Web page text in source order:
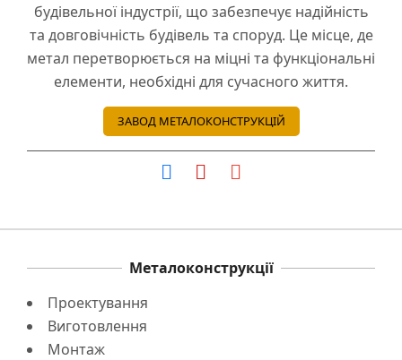
будівельної індустрії, що забезпечує надійність
та довговічність будівель та споруд. Це місце, де
метал перетворюється на міцні та функціональні
елементи, необхідні для сучасного життя.
ЗАВОД МЕТАЛОКОНСТРУКЦІЙ
Металоконструкції
Проектування
Виготовлення
Монтаж